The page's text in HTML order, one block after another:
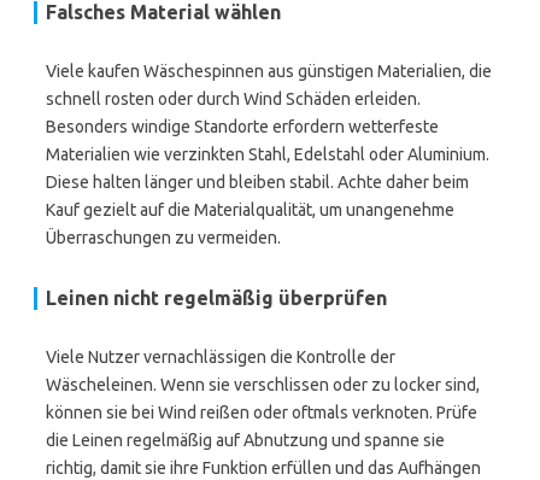
Falsches Material wählen
Viele kaufen Wäschespinnen aus günstigen Materialien, die
schnell rosten oder durch Wind Schäden erleiden.
Besonders windige Standorte erfordern wetterfeste
Materialien wie verzinkten Stahl, Edelstahl oder Aluminium.
Diese halten länger und bleiben stabil. Achte daher beim
Kauf gezielt auf die Materialqualität, um unangenehme
Überraschungen zu vermeiden.
Leinen nicht regelmäßig überprüfen
Viele Nutzer vernachlässigen die Kontrolle der
Wäscheleinen. Wenn sie verschlissen oder zu locker sind,
können sie bei Wind reißen oder oftmals verknoten. Prüfe
die Leinen regelmäßig auf Abnutzung und spanne sie
richtig, damit sie ihre Funktion erfüllen und das Aufhängen